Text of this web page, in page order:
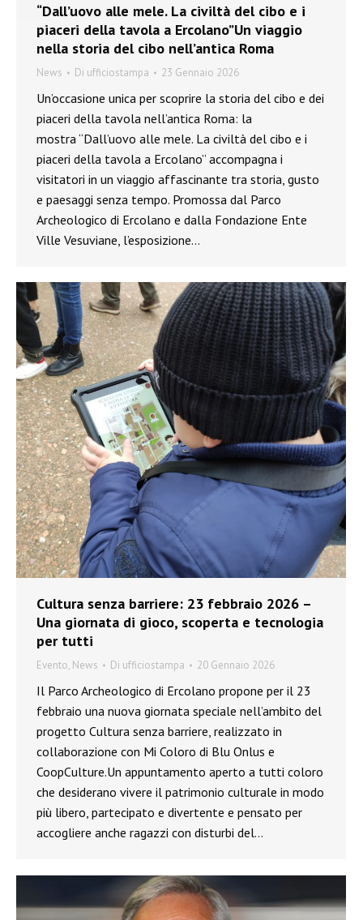
“Dall’uovo alle mele. La civiltà del cibo e i
piaceri della tavola a Ercolano”Un viaggio
nella storia del cibo nell’antica Roma
News Di ufficiostampa 23 Gennaio 2026
Un’occasione unica per scoprire la storia del cibo e dei
piaceri della tavola nell’antica Roma: la
mostra “Dall’uovo alle mele. La civiltà del cibo e i
piaceri della tavola a Ercolano” accompagna i
visitatori in un viaggio affascinante tra storia, gusto
e paesaggi senza tempo. Promossa dal Parco
Archeologico di Ercolano e dalla Fondazione Ente
Ville Vesuviane, l’esposizione…
Cultura senza barriere: 23 febbraio 2026 –
Una giornata di gioco, scoperta e tecnologia
per tutti
Evento, News Di ufficiostampa 20 Gennaio 2026
Il Parco Archeologico di Ercolano propone per il 23
febbraio una nuova giornata speciale nell’ambito del
progetto Cultura senza barriere, realizzato in
collaborazione con Mi Coloro di Blu Onlus e
CoopCulture.Un appuntamento aperto a tutti coloro
che desiderano vivere il patrimonio culturale in modo
più libero, partecipato e divertente e pensato per
accogliere anche ragazzi con disturbi del…